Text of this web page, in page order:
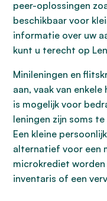
peer-oplossingen
beschikbaar voor
informatie over uw
kunt u terecht op
Minileningen en
aan, vaak van enkele
is mogelijk voor
leningen zijn soms
Een kleine
alternatief voor een
microkrediet
inventaris of een